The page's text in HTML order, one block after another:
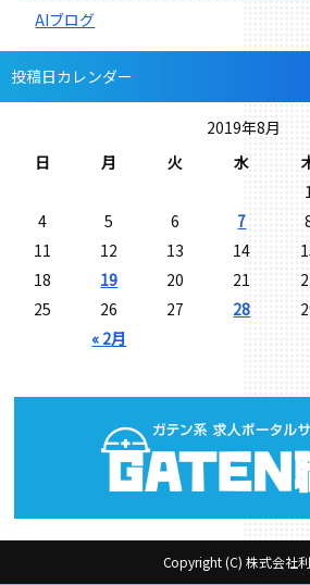
AIブログ
投稿日カレンダー
2019年8月
日
月 火 水
« 2月
4
5 6 7
11
12 13 14
18
19 20 21
25
26 27 28
Copyright (C) 株式会社